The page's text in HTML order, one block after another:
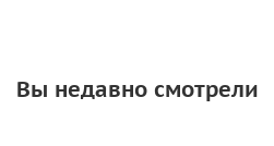
Вы недавно смотрели